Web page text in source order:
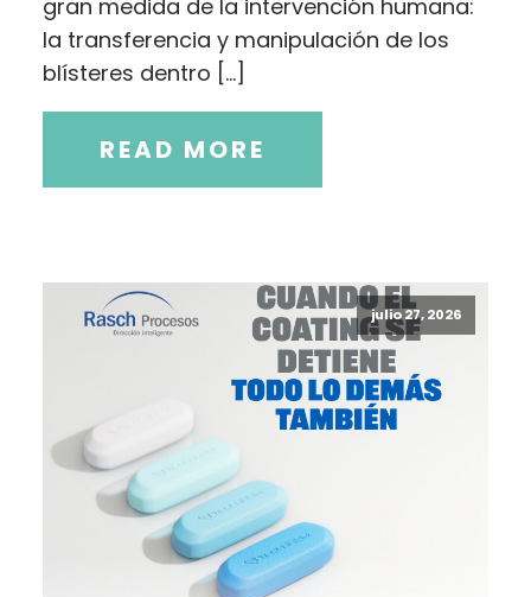
gran medida de la intervención humana:
la transferencia y manipulación de los
blísteres dentro […]
READ MORE
julio 27, 2026